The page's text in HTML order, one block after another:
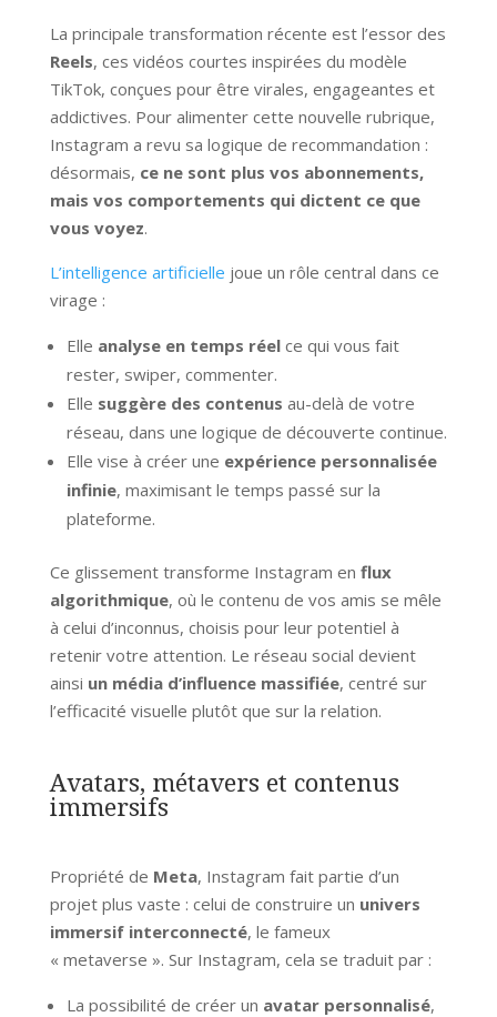
La principale transformation récente est l’essor des
Reels, ces vidéos courtes inspirées du modèle
TikTok, conçues pour être virales, engageantes et
addictives. Pour alimenter cette nouvelle rubrique,
Instagram a revu sa logique de recommandation :
désormais, ce ne sont plus vos abonnements,
mais vos comportements qui dictent ce que
vous voyez.
L’intelligence artificielle joue un rôle central dans ce
virage :
Elle analyse en temps réelce qui vous fait
rester, swiper, commenter.
Elle suggère des contenus au-delà de votre
réseau, dans une logique de découverte continue.
Elle vise à créer une expérience personnalisée
infinie, maximisant le temps passé sur la
plateforme.
Ce glissement transforme Instagram en flux
algorithmique, où le contenu de vos amis se mêle
à celui d’inconnus, choisis pour leur potentiel à
retenir votre attention. Le réseau social devient
ainsi un média d’influence massifiée, centré sur
l’efficacité visuelle plutôt que sur la relation.
Avatars, métavers et contenus
immersifs
Propriété de Meta, Instagram fait partie d’un
projet plus vaste : celui de construire un univers
immersif interconnecté, le fameux
« metaverse ». Sur Instagram, cela se traduit par :
La possibilité de créer un avatar personnalisé,